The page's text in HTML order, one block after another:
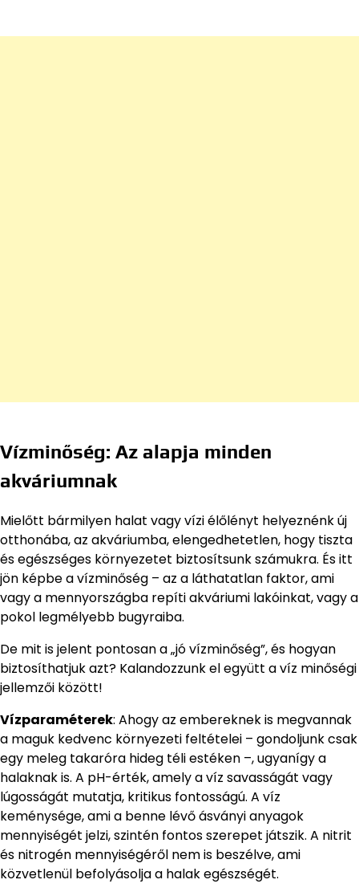
Vízminőség: Az alapja minden
akváriumnak
Mielőtt bármilyen halat vagy vízi élőlényt helyeznénk új
otthonába, az akváriumba, elengedhetetlen, hogy tiszta
és egészséges környezetet biztosítsunk számukra. És itt
jön képbe a vízminőség – az a láthatatlan faktor, ami
vagy a mennyországba repíti akváriumi lakóinkat, vagy a
pokol legmélyebb bugyraiba.
De mit is jelent pontosan a „jó vízminőség”, és hogyan
biztosíthatjuk azt? Kalandozzunk el együtt a víz minőségi
jellemzői között!
Vízparaméterek: Ahogy az embereknek is megvannak
a maguk kedvenc környezeti feltételei – gondoljunk csak
egy meleg takaróra hideg téli estéken –, ugyanígy a
halaknak is. A pH-érték, amely a víz savasságát vagy
lúgosságát mutatja, kritikus fontosságú. A víz
keménysége, ami a benne lévő ásványi anyagok
mennyiségét jelzi, szintén fontos szerepet játszik. A nitrit
és nitrogén mennyiségéről nem is beszélve, ami
közvetlenül befolyásolja a halak egészségét.